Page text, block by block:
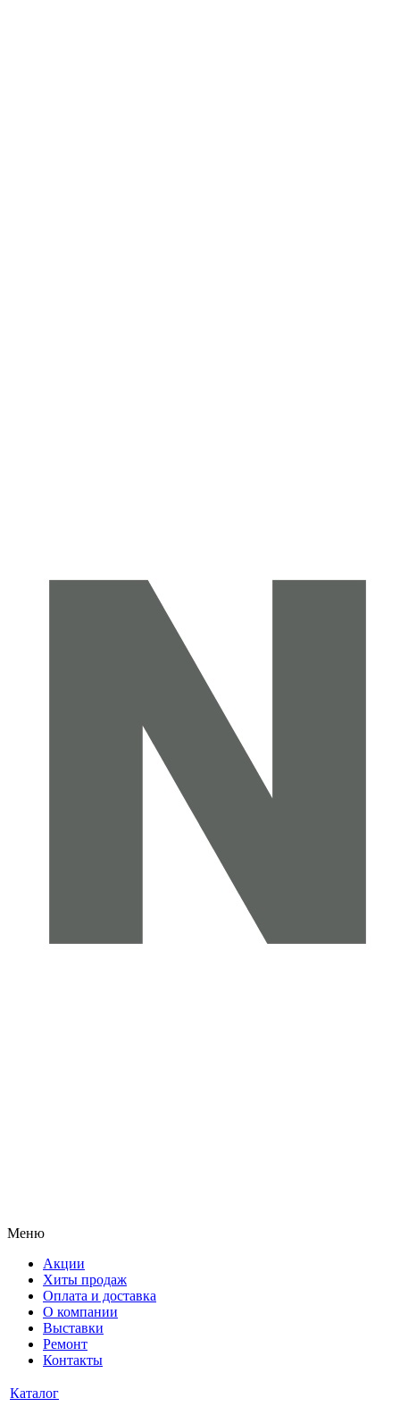
Меню
Акции
Хиты продаж
Оплата и доставка
О компании
Выставки
Ремонт
Контакты
Каталог